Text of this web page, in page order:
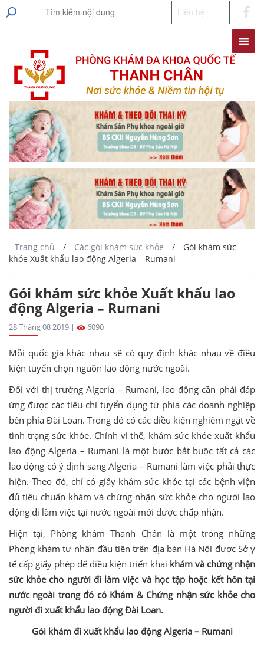
Liên hệ
Trang chủ / Các gói khám sức khỏe /
Gói khám sức
khỏe Xuất khẩu lao động Algeria – Rumani
Gói khám sức khỏe Xuất khẩu lao
động Algeria – Rumani
28 Tháng 08 2019 | 6090
Mỗi quốc gia khác nhau sẽ có quy định khác nhau về điều
kiện tuyển chọn nguồn lao động nước ngoài.
Đối với thị trường Algeria – Rumani, lao động cần phải đáp
ứng được các tiêu chí tuyển dụng từ phía các doanh nghiệp
bên phía Đài Loan. Trong đó có các điều kiện nghiêm ngặt về
tình trạng sức khỏe. Chính vì thế, khám sức khỏe xuất khẩu
lao động Algeria – Rumani là một bước bắt buộc tất cả các
lao động có ý định sang Algeria – Rumani làm việc phải thực
hiện. Theo đó, chỉ có giấy khám sức khỏe tại các bệnh viện
đủ tiêu chuẩn khám và chứng nhận sức khỏe cho người lao
động đi làm việc tại nước ngoài mới được chấp nhận.
Hiện tại, Phòng khám Thanh Chân là một trong những
Phòng khám tư nhân đầu tiên trên địa bàn Hà Nội được Sở y
tế cấp giấy phép để điều kiện triển khai khám và chứng nhận
sức khỏe cho người đi làm việc và học tập hoặc kết hôn tại
nước ngoài trong đó có Khám & Chứng nhận sức khỏe cho
người đi xuất khẩu lao động Đài Loan.
Gói khám đi xuất khẩu lao động Algeria – Rumani